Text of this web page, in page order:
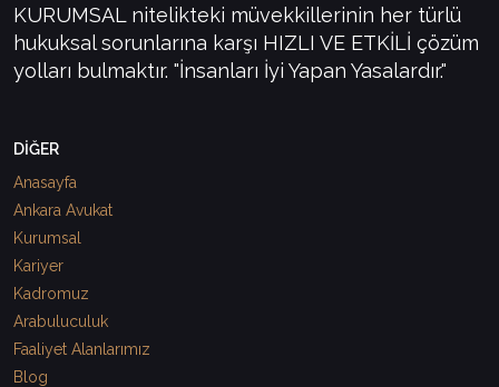
KURUMSAL nitelikteki müvekkillerinin her türlü
hukuksal sorunlarına karşı HIZLI VE ETKİLİ çözüm
yolları bulmaktır. "İnsanları İyi Yapan Yasalardır."
DİĞER
Anasayfa
Ankara Avukat
Kurumsal
Kariyer
Kadromuz
Arabuluculuk
Faaliyet Alanlarımız
Blog